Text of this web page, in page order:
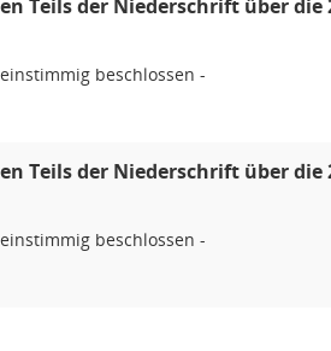
Teils der Niederschrift über
beschlossen -
Teils der Niederschrift über
beschlossen -